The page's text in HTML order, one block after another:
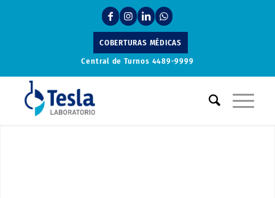
COBERTURAS MÉDICAS
Central de Turnos 4489-9999